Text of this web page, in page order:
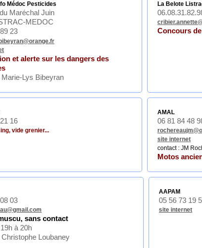
Médoc Pesticides
Maréchal Juin
MEDOC
23
et alerte sur les dangers des
Lys Bibeyran
La Belote
Concours
16
vide grenier...
AMAL
06 81 84 48
site internet
contact : JM
Motos
03
sans contact
à 20h
Loubaney
AAPAM
05 56 73 19
site internet